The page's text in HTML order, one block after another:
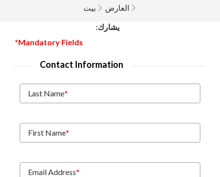
بيت العارض
يشارك:
*Mandatory Fields
Contact Information
Last Name*
First Name*
Email Address*